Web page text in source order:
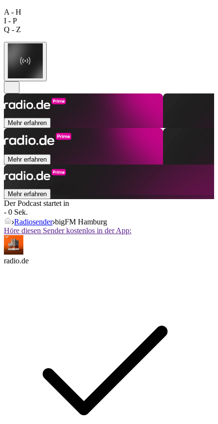
A - H
I - P
Q - Z
Mehr erfahren
Mehr erfahren
Mehr erfahren
Der Podcast startet in
- 0 Sek.
Radiosender bigFM Hamburg
Höre diesen Sender kostenlos in der App:
radio.de